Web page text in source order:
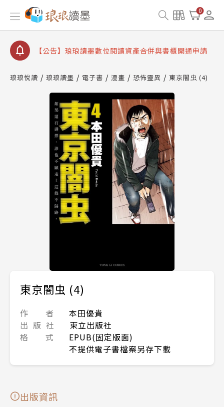
0
【公告】琅琅書店服務升級重要說明及資產合併結果
查詢
【公告】因 Readmoo 讀墨系統維護中，本站同步暫
【公告】琅琅讀墨數位閱讀資產合併與書櫃開通申請
請圖文教學
【公告】琅琅書店服務升級重要說明及資產合併結果
【公告】因 Readmoo 讀墨系統維護中，本站同步暫
停部分閱讀服務
琅琅悅讀 琅琅讀墨 電子書 漫畫 恐怖靈異 東京闇虫 (4)
東京闇虫 (4)
作 者
本田優貴
出 版 社
東立出版社
格 式
EPUB(固定版面)
不提供電子書檔案另存下載
出版資訊